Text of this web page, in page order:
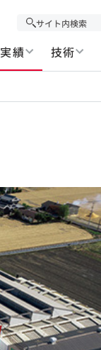
実績 技術